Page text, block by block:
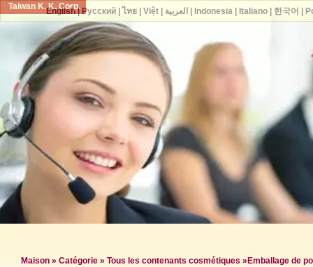
Taiwan K. K. Corp.
Maison » Catégorie » Tous les contenants cosmétiques » Emballage de
English| Русский| ไทย| Việt| العربية Indonesia| Italiano| 한국어